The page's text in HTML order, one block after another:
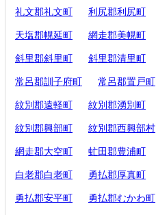
礼文郡礼文町 利尻郡利尻町
天塩郡幌延町 網走郡美幌町
斜里郡斜里町 斜里郡清里町
常呂郡訓子府町 常呂郡置戸町
紋別郡遠軽町 紋別郡湧別町
紋別郡興部町 紋別郡西興部村
網走郡大空町 虻田郡豊浦町
白老郡白老町 勇払郡厚真町
勇払郡安平町 勇払郡むかわ町